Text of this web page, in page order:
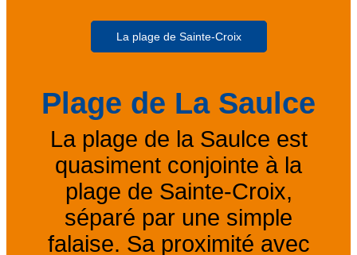
La plage de Sainte-Croix
Plage de La Saulce
La plage de la Saulce est
quasiment conjointe à la
plage de Sainte-Croix,
séparé par une simple
falaise. Sa proximité avec